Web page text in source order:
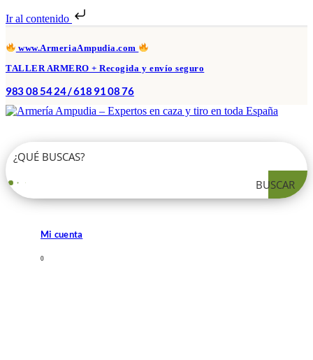
Ir al contenido
www.ArmeriaAmpudia.com
TALLER ARMERO + Recogida y envío seguro
983 08 54 24 / 618 91 08 76
BUSCAR
Mi cuenta
0